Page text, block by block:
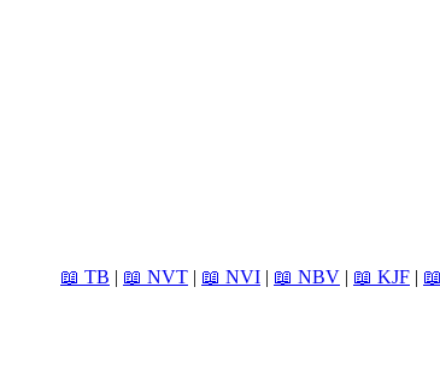
📖 TB | 📖 NVT | 📖 NVI | 📖 NBV | 📖 KJF |